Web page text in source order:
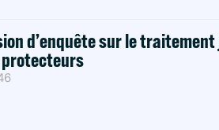
d’enquête sur le